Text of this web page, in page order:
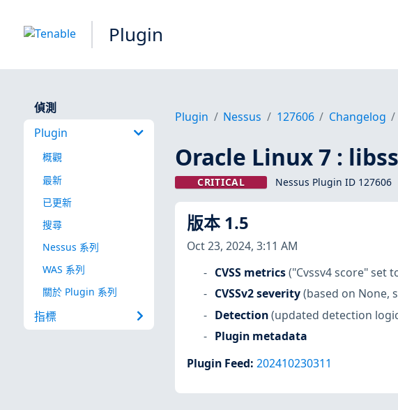
Plugin
偵測
Plugin
概觀
最新
已更新
搜尋
Nessus 系列
WAS 系列
關於 Plugin 系列
指標
Plugin Nessus 127606 Changelog
Oracle Linux 7 :
CRITICAL Nessus Plugin ID 127606
版本 1.5
Oct 23, 2024, 3:11 AM
CVSS metrics ("Cvssv4 score" set
CVSSv2 severity (based on None,
Detection (updated detection
Plugin metadata
Plugin Feed: 202410230311